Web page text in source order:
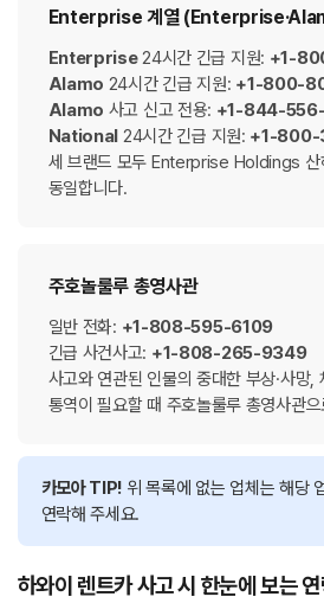
Enterprise 계열
Enterprise24시간 긴급 지원: +1-
Alamo 24시간 긴급 지원: +1-800-
Alamo 사고 신고 전용: +1-844-
National 24시간 긴급 지원: +1-
세 브랜드 모두 Enterprise Holdings 산
동일합니다.
주호놀룰루 총영사관
일반 전화: +1-808-595-6109
긴급 사건사고: +1-808-265-9349
사고와 연관된 인물의 중대한 부상·사망,
통역이 필요할 때 주호놀룰루 총영사관
카모아 TIP! 위 목록에 없는 업체는 해당
연락해 주세요.
하와이 렌트카 사고 시 한눈에 보는 연